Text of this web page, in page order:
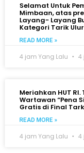
Selamat Untuk
Mimbaan, atas
Layang- Layang
Kategori Tarik Ulur
READ MORE »
4 jam Yang Lalu 4
Meriahkan HUT
Wartawan “Pena
Gratis di Final
READ MORE »
4 jam Yang Lalu 4